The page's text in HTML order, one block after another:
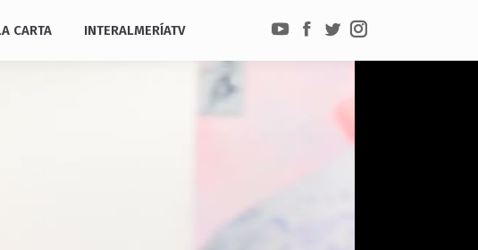
CARTA INTERALMERÍATV
YouTube
Facebook
TwitterInstagram